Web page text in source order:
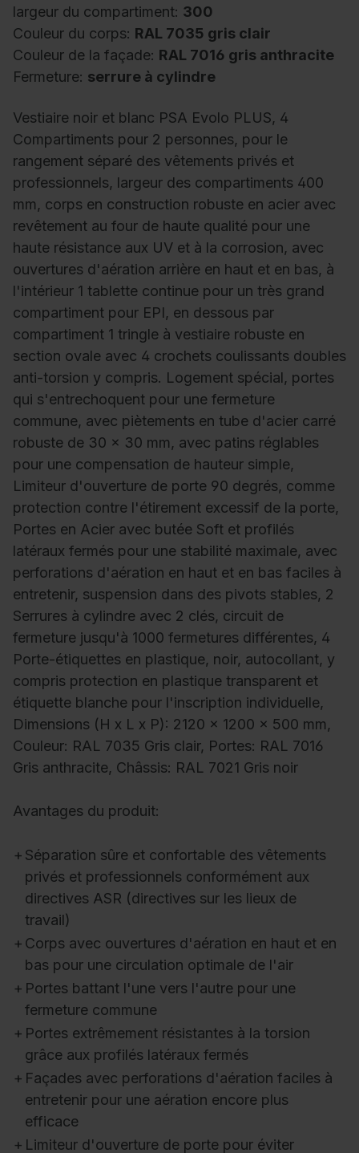
largeur du compartiment: 300
Couleur du corps: RAL 7035 gris clair
Couleur de la façade: RAL 7016 gris anthracite
Fermeture: serrure à cylindre
Vestiaire noir et blanc PSA Evolo PLUS, 4
Compartiments pour 2 personnes, pour le
rangement séparé des vêtements privés et
professionnels, largeur des compartiments 400
mm, corps en construction robuste en acier avec
revêtement au four de haute qualité pour une
haute résistance aux UV et à la corrosion, avec
ouvertures d'aération arrière en haut et en bas, à
l'intérieur 1 tablette continue pour un très grand
compartiment pour EPI, en dessous par
compartiment 1 tringle à vestiaire robuste en
section ovale avec 4 crochets coulissants doubles
anti-torsion y compris. Logement spécial, portes
qui s'entrechoquent pour une fermeture
commune, avec piètements en tube d'acier carré
robuste de 30 x 30 mm, avec patins réglables
pour une compensation de hauteur simple,
Limiteur d'ouverture de porte 90 degrés, comme
protection contre l'étirement excessif de la porte,
Portes en Acier avec butée Soft et profilés
latéraux fermés pour une stabilité maximale, avec
perforations d'aération en haut et en bas faciles à
entretenir, suspension dans des pivots stables, 2
Serrures à cylindre avec 2 clés, circuit de
fermeture jusqu'à 1000 fermetures différentes, 4
Porte-étiquettes en plastique, noir, autocollant, y
compris protection en plastique transparent et
étiquette blanche pour l'inscription individuelle,
Dimensions (H x L x P): 2120 x 1200 x 500 mm,
Couleur: RAL 7035 Gris clair, Portes: RAL 7016
Gris anthracite, Châssis: RAL 7021 Gris noir
Avantages du produit:
+ Séparation sûre et confortable des vêtements
privés et professionnels conformément aux
directives ASR (directives sur les lieux de
travail)
+ Corps avec ouvertures d'aération en haut et en
bas pour une circulation optimale de l'air
+ Portes battant l'une vers l'autre pour une
fermeture commune
+ Portes extrêmement résistantes à la torsion
grâce aux profilés latéraux fermés
+ Façades avec perforations d'aération faciles à
entretenir pour une aération encore plus
efficace
+ Limiteur d'ouverture de porte pour éviter